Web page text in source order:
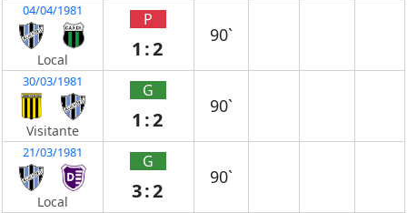
04/04/1981
Local
P
1:2
90`
30/03/1981
Visitante
G
1:2
90`
21/03/1981
Local
G
3:2
90`